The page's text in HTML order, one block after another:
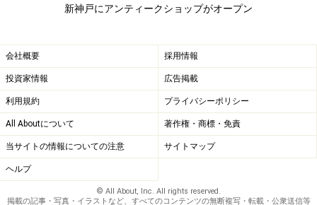
たとえば1830年代のダイニングセットが約350万円、ベ
いう具合。もっとも低い価格は花台の1万3000円でし
た。これはひとえに買い付けの腕によります。同店はア
ンティーク家具を集めている店の倉庫をそのまま購入す
るのです。いわば大量購入。だからセットはずれが少な
く、価格も安いというわけです。倉庫に行って日本で売
れるものだけを選んで買い付けすれば、その分、どうし
ても高くなってしまうということです。
新神戸にアンティークショップがオープン
会社概要 採用情報
投資家情報 広告掲載
利用規約 プライバシーポリシー
All Aboutについて 著作権・商標・免責
当サイトの情報についての注意 サイトマップ
ヘルプ
© All About, Inc. All rights reserved.
掲載の記事・写真・イラストなど、すべてのコンテンツの無断複写・転載・公衆送信等